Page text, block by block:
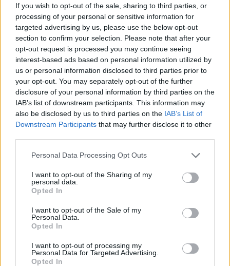
If you wish to opt-out of the sale, sharing to third parties, or
processing of your personal or sensitive information for
targeted advertising by us, please use the below opt-out
section to confirm your selection. Please note that after your
opt-out request is processed you may continue seeing
interest-based ads based on personal information utilized by
us or personal information disclosed to third parties prior to
your opt-out. You may separately opt-out of the further
disclosure of your personal information by third parties on the
IAB’s list of downstream participants. This information may
also be disclosed by us to third parties on the IAB’s List of
Downstream Participants that may further disclose it to other
Please note that this website/app uses one or more Google
not limited to your visit or usage behaviour. You may click to
grant or deny consent to Google and its third-party tags to
use your data for below specified purposes in below Google
consent section.
Personal Data Processing Opt Outs
I want to opt-out of the Sharing of my
personal data.
Opted In
I want to opt-out of the Sale of my
Personal Data.
Opted In
I want to opt-out of processing my
Personal Data for Targeted Advertising.
Opted In
την υποστήριξη του σε πρωτοβουλίες που
ενθαρρύνουν τη συμμετοχή, την ομαδικότητα και
την αλληλεγγύη. Είμαστε ιδιαίτερα περήφανοι που
συμμετέχουμε ξανά στο No Finish Line, μια
σπουδαία αθλητική γιορτή που μεταφράζει τα
χιλιόμετρα σε καλές πράξεις για τα παιδιά. Φέτος,
τρέχουμε όλοι μαζί, αποδεικνύοντας ότι μια μικρή
κίνηση είναι αρκετή για να πετύχει ένα καλό
σκοπό.»